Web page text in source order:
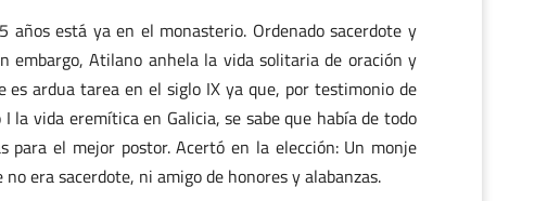
años está ya en el monasterio. Ordenado sacerdote y
embargo, Atilano anhela la vida solitaria de oración y
es ardua tarea en el siglo IX ya que, por testimonio de
la vida eremítica en Galicia, se sabe que había de todo
el mejor postor. Acertó en la elección: Un monje
era sacerdote, ni amigo de honores y alabanzas.